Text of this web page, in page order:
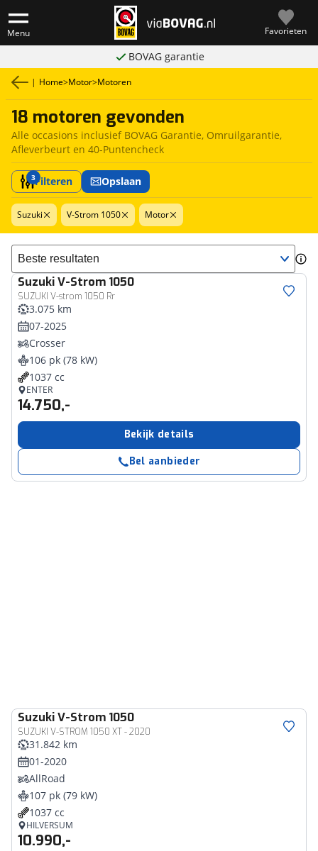
Menu Favorieten
BOVAG garantie
| Home>Motor>Motoren
18 motoren gevonden
Alle occasions inclusief BOVAG Garantie, Omruilgarantie,
Afleverbeurt en 40-Puntencheck
3Filteren Opslaan
Suzuki V-Strom 1050 Motor
Sorteer resultaten
SuzukiV-Strom 1050
SUZUKI V-strom 1050 Rr
3.075 km
07-2025
Crosser
106 pk (78 kW)
1037 cc
ENTER
14.750,-
Bekijk details
Bel aanbieder
SuzukiV-Strom 1050
SUZUKI V-STROM 1050 XT - 2020
31.842 km
01-2020
AllRoad
107 pk (79 kW)
1037 cc
HILVERSUM
10.990,-